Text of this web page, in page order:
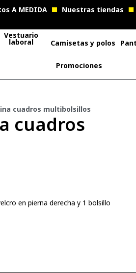
A MEDIDA Nuestras tiendas
Vestuario
laboral Camisetas y polos
Promociones
cuadros multibolsillos
cuadros
en pierna derecha y 1 bolsillo